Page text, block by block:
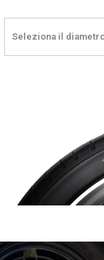
Seleziona il